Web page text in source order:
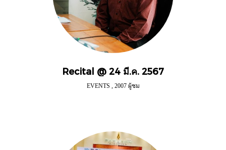
Recital @ 24 มี.ค. 2567
EVENTS , 2007 ผู้ชม